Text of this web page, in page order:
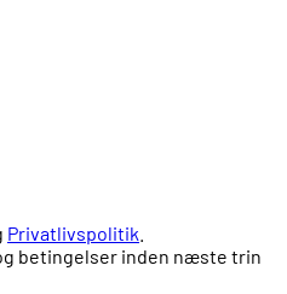
Privatlivspolitik
betingelser inden næste trin